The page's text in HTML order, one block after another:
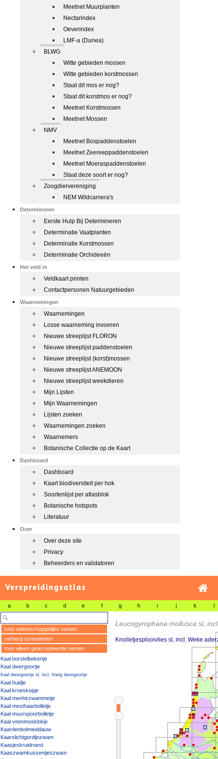
Meetnet Muurplanten
Nectarindex
Oeverindex
LMF-a (Dunea)
BLWG
Witte gebieden mossen
Witte gebieden korstmossen
Staat dit mos er nog?
Staat dit korstmos er nog?
Meetnet Korstmossen
Meetnet Mossen
NMV
Meetnet Bospaddenstoelen
Meetnet Zeereeppaddenstoelen
Meetnet Moeraspaddenstoelen
Staat deze soort er nog?
Zoogdiervereniging
NEM Wildcamera's
Determineren
Eerste Hulp Bij Determineren
Determinatie Vaatplanten
Determinatie Korstmossen
Determinatie Orchideeën
Het veld in
Veldkaart printen
Contactpersonen Natuurgebieden
Waarnemingen
Waarnemingen
Losse waarneming invoeren
Nieuwe streeplijst FLORON
Nieuwe streeplijst paddenstoelen
Nieuwe streeplijst (korst)mossen
Nieuwe streeplijst ANEMOON
Nieuwe streeplijst weekdieren
Mijn Lijsten
Mijn Waarnemingen
Lijsten zoeken
Waarnemingen zoeken
Waarnemers
Botanische Collectie op de Kaart
Dashboard
Dashboard
Kaart biodiversiteit per hok
Soortenlijst per atlasblok
Botanische hotspots
Literatuur
Over
Over deze site
Privacy
Beheerders en validatoren
Verspreidingsatlas
a b c d e f g h i j k l
toon wetenschappelijke namen
verberg synoniemen
toon alleen geaccepteerde namen
Kaal borstelbekertje
Kaal dwergoortje
Kaal dwergoortje sl, incl. Harig dwergoortje
Kaal huidje
Kaal kroeskopje
Kaal menhirzwammetje
Kaal mesthaarbolletje
Kaal muurspoorbolletje
Kaal veenmosklokje
Kaardenbolmeeldauw
Kaarslichtgordijnzwam
Kaasjeskruidroest
Kaaszwamkussentjeszwam
Leucogyrophana mollusca sl,
Knolletjesplooivlies sl, incl. Weke